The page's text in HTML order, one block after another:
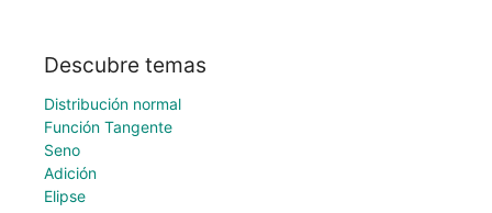
Descubre temas
Distribución normal
Función Tangente
Seno
Adición
Elipse